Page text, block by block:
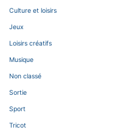
Culture et loisirs
Jeux
Loisirs créatifs
Musique
Non classé
Sortie
Sport
Tricot